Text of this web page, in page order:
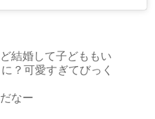
結婚して子どももい
？可愛すぎてびっく
なー